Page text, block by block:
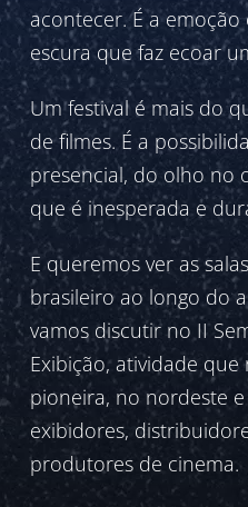
acontecer. É a
escura que faz ecoar
Um festival é mais do
de filmes. É a
presencial, do olho no
que é inesperada e
E queremos ver as
brasileiro ao longo do
vamos discutir no II
Exibição, atividade
pioneira, no nordeste
exibidores,
produtores de cinema.